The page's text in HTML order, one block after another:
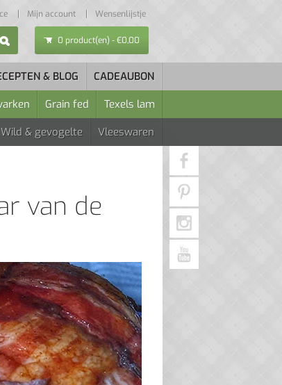
Mijn account Wensenlijstje
0 product(en) - €0,00
& BLOG
CADEAUBON
Grain fed
Texels lam
Wild & gevogelte Vleeswaren
van de